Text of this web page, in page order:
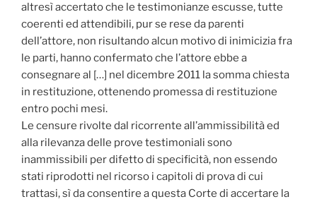
altresì accertato che le testimonianze escusse, tutte
coerenti ed attendibili, pur se rese da parenti
dell’attore, non risultando alcun motivo di inimicizia fra
le parti, hanno confermato che l’attore ebbe a
consegnare al […] nel dicembre 2011 la somma chiesta
in restituzione, ottenendo promessa di restituzione
entro pochi mesi.
Le censure rivolte dal ricorrente all’ammissibilità ed
alla rilevanza delle prove testimoniali sono
inammissibili per difetto di specificità, non essendo
stati riprodotti nel ricorso i capitoli di prova di cui
trattasi, sì da consentire a questa Corte di accertare la